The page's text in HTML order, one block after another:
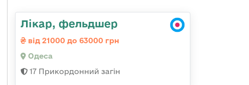
Лікар, фельдшер
від 21000 до 63000 грн
Одеса
17 Прикордонний загін